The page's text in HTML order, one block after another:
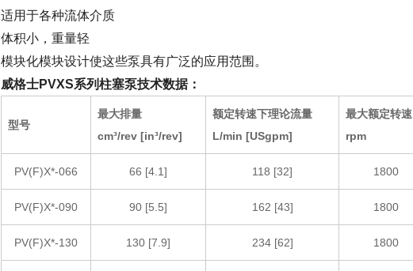
适用于各种流体介质
体积小，重量轻
模块化模块设计使这些泵具有广泛的应用范围。
威格士PVXS系列柱塞泵技术数据：
型号
最大排量
cm³/rev [in³/rev]
额定转速下理论流量
L/min [USgpm]
最大额定转速
rpm
PV(F)X*-066 66 [4.1] 118 [32] 1800
PV(F)X*-090 90 [5.5] 162 [43] 1800
PV(F)X*-130 130 [7.9] 234 [62] 1800